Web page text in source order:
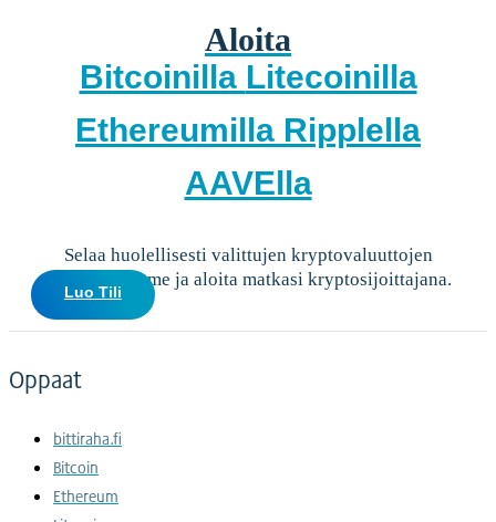
Aloita
Bitcoinilla Litecoinilla
Ethereumilla Ripplella
AAVElla
Selaa huolellisesti valittujen kryptovaluuttojen
valikoimaamme ja aloita matkasi kryptosijoittajana.
Luo Tili
Oppaat
bittiraha.fi
Bitcoin
Ethereum